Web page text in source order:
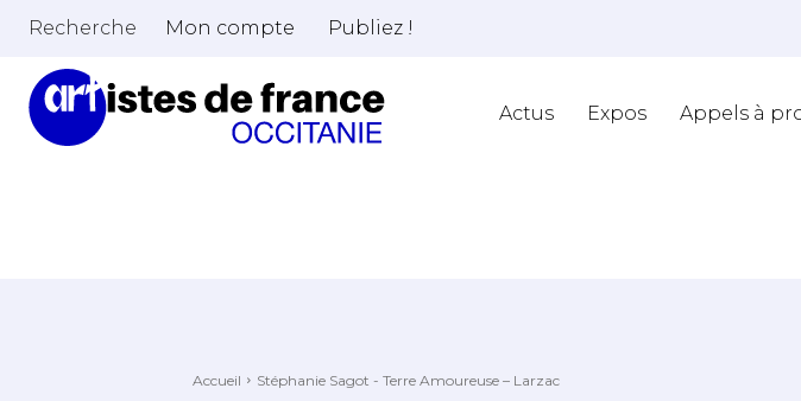
Recherche Mon compte Publiez !
Actus Expos Appels à
Accueil Stéphanie Sagot - Terre Amoureuse – Larzac